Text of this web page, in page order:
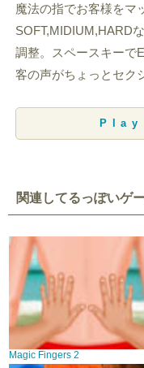
魔法の指でお客様をマ
SOFT,MIDIUM,HARD
調整。スペースキーで
客の声がちょっとセク
関連してるっぽいゲ
Magic Fingers 2